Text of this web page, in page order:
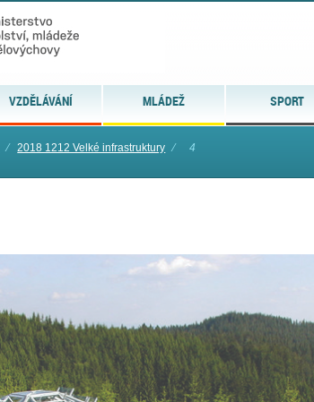
VZDĚLÁVÁNÍ MLÁDEŽ SPORT
⁄ 2018 1212 Velké infrastruktury ⁄ 4